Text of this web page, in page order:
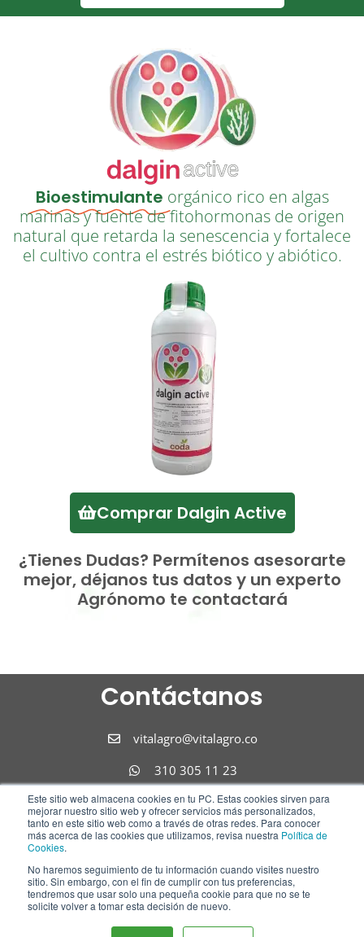
Este sitio web almacena cookies en tu PC. Estas cookies sirven para
mejorar nuestro sitio web y ofrecer servicios más personalizados,
tanto en este sitio web como a través de otras redes. Para conocer
más acerca de las cookies que utilizamos, revisa nuestra Política de
Cookies.
No haremos seguimiento de tu información cuando visites nuestro
sitio. Sin embargo, con el fin de cumplir con tus preferencias,
tendremos que usar solo una pequeña cookie para que no se te
solicite volver a tomar esta decisión de nuevo.
Comprar Dalgin Active
Bioestimulante orgánico rico en algas
marinas y fuente de fitohormonas de origen
natural que retarda la senescencia y fortalece
el cultivo contra el estrés biótico y abiótico.
¿Tienes Dudas? Permítenos asesorarte
mejor, déjanos tus datos y un experto
Agrónomo te contactará
Contáctanos
vitalagro@vitalagro.co
310 305 11 23
310 305 11 23
Síguenos
F
a
c
e
I
n
s
t
L
i
n
k